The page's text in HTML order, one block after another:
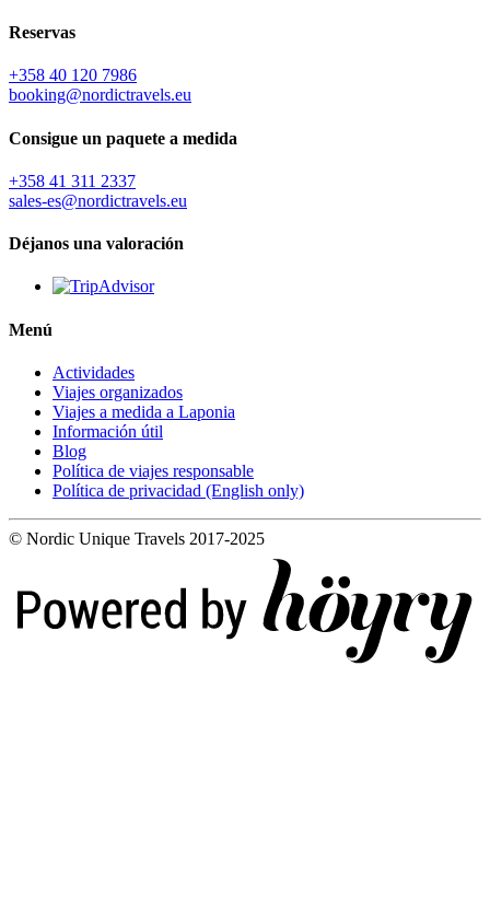
Reservas
+358 40 120 7986
booking@nordictravels.eu
Consigue un paquete a medida
+358 41 311 2337
sales-es@nordictravels.eu
Déjanos una valoración
Menú
Actividades
Viajes organizados
Viajes a medida a Laponia
Información útil
Blog
Política de viajes responsable
Política de privacidad (English only)
© Nordic Unique Travels 2017-2025